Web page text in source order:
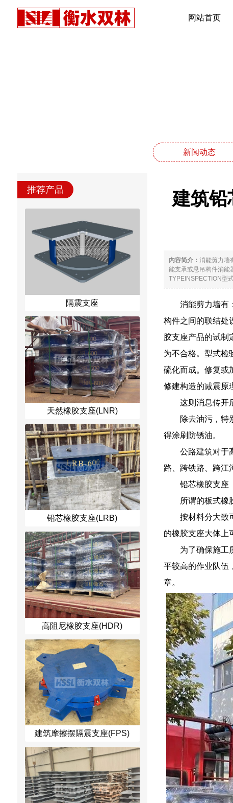
网站首页
新闻动态
推荐产品
隔震支座
天然橡胶支座(LNR)
铅芯橡胶支座(LRB)
高阻尼橡胶支座(HDR)
建筑摩擦摆隔震支座(FPS)
建筑铅
内容简介： 消能剪力墙
能支承或悬吊构件消能
TYPEINSPECTION型
消能剪力墙有
构件之间的联结处
胶支座产品的试制
为不合格。型式检
硫化而成。修复或
修建构造的减震原
这则消息传开
除去油污，特
得涂刷防锈油。
公路建筑对于
路、跨铁路、跨江
铅芯橡胶支座
所谓的板式橡
按材料分大致
的橡胶支座大体上
为了确保施工
平较高的作业队伍
章。